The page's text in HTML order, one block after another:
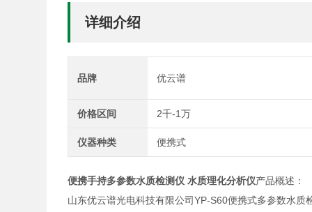
详细介绍
品牌 优云谱
价格区间 2千-1万
仪器种类 便携式
便携手持多参数水质检测仪 水质理化分析仪产品概述：
山东优云谱光电科技有限公司YP-S60便携式多参数水